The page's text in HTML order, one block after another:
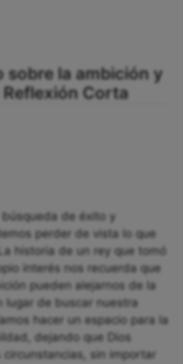
sobre la ambición y
Corta
de éxito y
perder de vista lo que
historia de un rey que tomó
interés nos recuerda que
pueden alejarnos de la
lugar de buscar nuestra
hacer un espacio para la
dejando que Dios
sin importar